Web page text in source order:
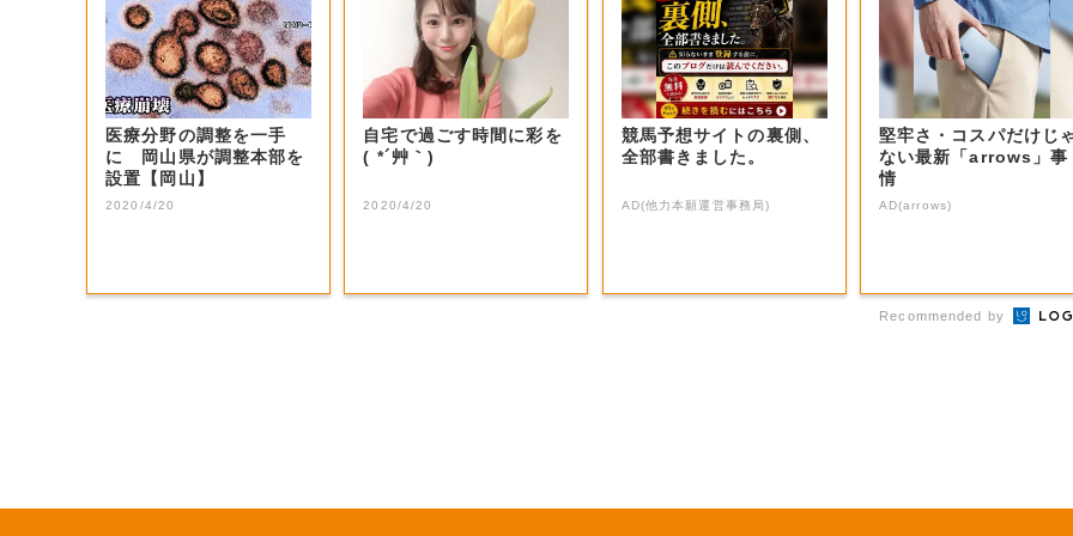
医療分野の調整を一手
に 岡山県が調整本部を
設置【岡山】
2020/4/20
自宅で過ごす時間に彩を
( *´艸｀)
2020/4/20
競馬予想サイトの裏側、
全部書きました。
AD(他力本願運営事務局)
堅牢さ・コスパだけじ
ない最新「arrows」事
情
AD(arrows)
Recommended by